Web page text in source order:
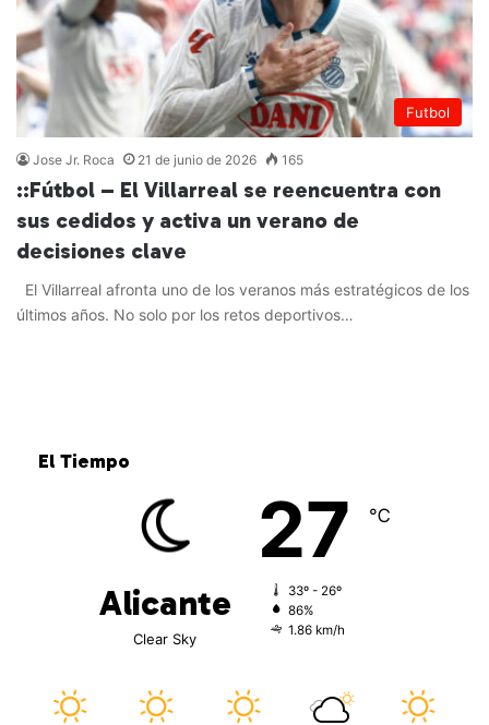
Futbol
Jose Jr. Roca 21 de junio de 2026 165
::Fútbol – El Villarreal se reencuentra con
sus cedidos y activa un verano de
decisiones clave
El Villarreal afronta uno de los veranos más estratégicos de los
últimos años. No solo por los retos deportivos…
El Tiempo
Alicante
Clear Sky
27 ℃
33º - 26º
86%
1.86 km/h